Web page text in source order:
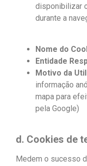
disponibilizar
durante a
Nome do
Entidade
Motivo da
informação
mapa para
pela Google)
d. Cookies de
Medem o sucesso